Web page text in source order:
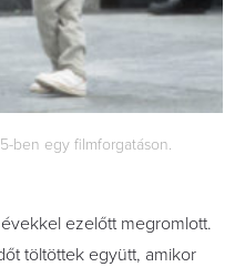
ben egy filmforgatáson.
ezelőtt megromlott.
töltöttek együtt, amikor